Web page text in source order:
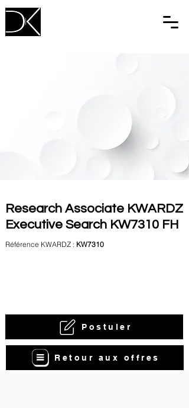
Research Associate KWARDZ
Executive Search KW7310 FH
Référence KWARDZ : KW7310
Postuler
Retour aux offres